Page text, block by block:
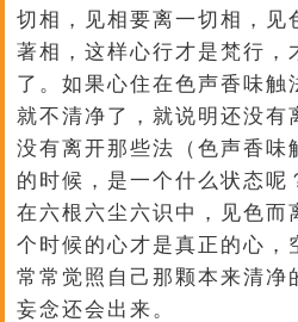
切相，见相要离一切相，见
著相，这样心行才是梵行，
了。如果心住在色声香味触
就不清净了，就说明还没有
没有离开那些法（色声香味
的时候，是一个什么状态呢
在六根六尘六识中，见色而
个时候的心才是真正的心，
常常觉照自己那颗本来清净
妄念还会出来。